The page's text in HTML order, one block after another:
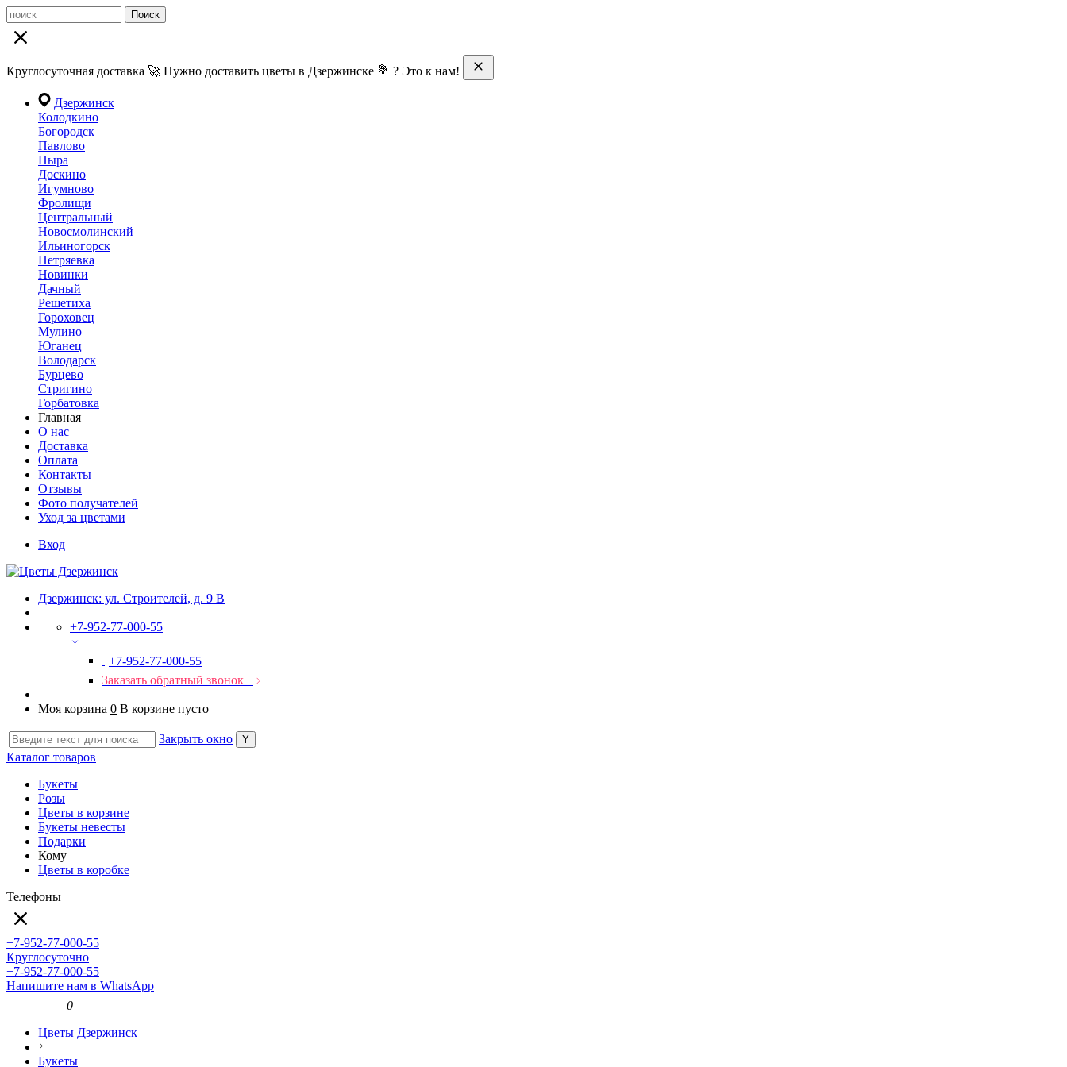
Поиск
Круглосуточная доставка 🚀 Нужно доставить цветы в Дзержинске 💐 ? Это к нам!
Дзержинск
Колодкино
Богородск
Павлово
Пыра
Доскино
Игумново
Фролищи
Центральный
Новосмолинский
Ильиногорск
Петряевка
Новинки
Дачный
Решетиха
Гороховец
Мулино
Юганец
Володарск
Бурцево
Стригино
Горбатовка
Главная
О нас
Доставка
Оплата
Контакты
Отзывы
Фото получателей
Уход за цветами
Вход
Дзержинск: ул. Строителей, д. 9 В
+7-952-77-000-55
+7-952-77-000-55
Заказать обратный звонок
Моя корзина 0 В корзине пусто
Закрыть окно
Каталог товаров
Букеты
Розы
Цветы в корзине
Букеты невесты
Подарки
Кому
Цветы в коробке
Телефоны
+7-952-77-000-55
Круглосуточно
+7-952-77-000-55
Напишите нам в WhatsApp
0
Цветы Дзержинск
Букеты